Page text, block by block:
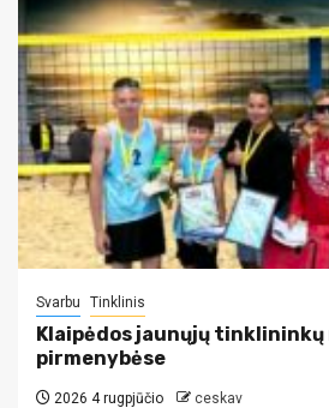
Svarbu Tinklinis
Klaipėdos jaunųjų tinklininkų
pirmenybėse
2026 4 rugpjūčio ceskav